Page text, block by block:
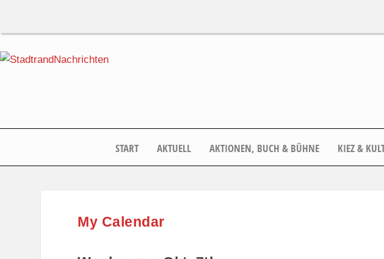
START AKTUELL AKTIONEN, BUCH & BÜHNE KIEZ &
My Calendar